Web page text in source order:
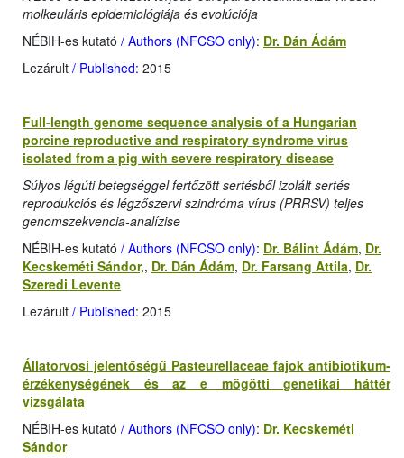
molkeuláris epidemiológiája és evolúciója
NÉBIH-es kutató / Authors (NFCSO only): Dr. Dán Ádám
Lezárult / Published: 2015
Full-length genome sequence analysis of a Hungarian
porcine reproductive and respiratory syndrome virus
isolated from a pig with severe respiratory disease
Súlyos légúti betegséggel fertőzött sertésből izolált sertés
reprodukciós és légzőszervi szindróma vírus (PRRSV) teljes
genomszekvencia-analízise
NÉBIH-es kutató / Authors (NFCSO only): Dr. Bálint Ádám, Dr.
Kecskeméti Sándor,, Dr. Dán Ádám, Dr. Farsang Attila, Dr.
Szeredi Levente
Lezárult / Published: 2015
Állatorvosi jelentőségű Pasteurellaceae fajok antibiotikum-
érzékenységének és az e mögötti genetikai háttér
vizsgálata
NÉBIH-es kutató / Authors (NFCSO only): Dr. Kecskeméti
Sándor